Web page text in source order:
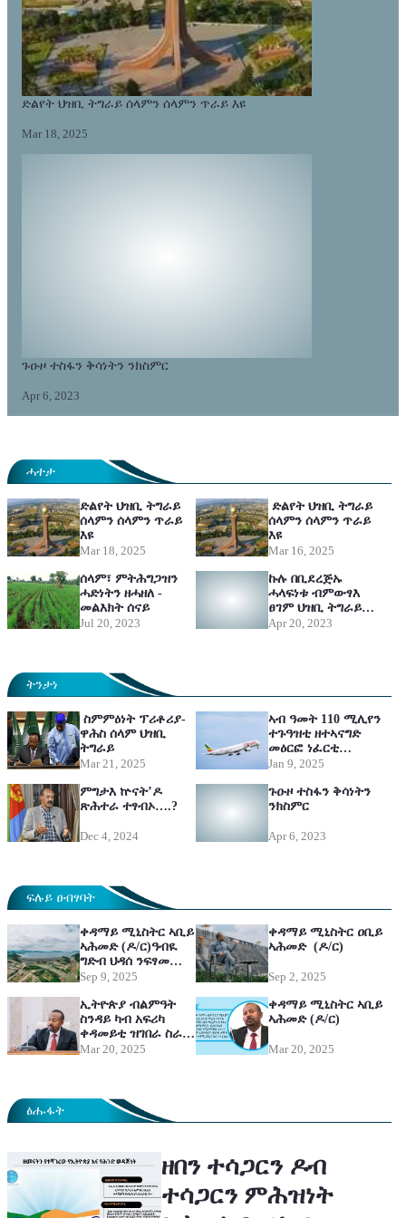
ድልየት ህዝቢ ትግራይ ሰላምን ሰላምን ጥራይ እዩ
Mar 18, 2025
ጉዑዞ ተስፋን ቅሳነትን ንክስምር
Apr 6, 2023
ሓተታ
ድልየት ህዝቢ ትግራይ
ሰላምን ሰላምን ጥራይ
እዩ
Mar 18, 2025
ድልየት ህዝቢ ትግራይ
ሰላምን ሰላምን ጥራይ
እዩ
Mar 16, 2025
ሰላም፣ ምትሕግጋዝን
ሓድነትን ዘሓዘለ -
መልእክት ሰናይ
Jul 20, 2023
ኩሉ በቢደረጅኡ
ሓላፍነቱ ብምውፃእ
ፀገም ህዝቢ ትግራይ
ንክቃለል ክሰርሕ
Apr 20, 2023
ትንታነ
ስምምዕነት ፕሪቶሪያ-
ዋሕስ ሰላም ህዝቢ
ትግራይ
Mar 21, 2025
ኣብ ዓመት 110 ሚሊየን
ተጉዓዝቲ ዘተኣናግድ
መዕርፎ ነፈርቲ
ኢትዮጵያ
Jan 9, 2025
ምግታእ ኵናት’ዶ
ጽሕተራ ተፃብኦ….?
Dec 4, 2024
ጉዑዞ ተስፋን ቅሳነትን
ንክስምር
Apr 6, 2023
ፍሉይ ፀብፃባት
ቀዳማይ ሚኒስትር ኣቢይ
ኣሕመድ (ዶ/ር)ዓብዪ
ግድብ ህዳሰ ንፍፃመ
ንኽበቅዕ ኣስተዋፅኦ
ሽልማት ክብሪ ኒሻን
ኣበርኪቶም
Sep 9, 2025
ቀዳማይ ሚኒስትር ዐቢይ
ኣሕመድ (ዶ/ር)
Sep 2, 2025
ኢትዮጵያ ብልምዓት
ስንዳይ ካብ አፍሪካ
ቀዳመይቲ ዝገበራ ስራሕ
ተሰሪሑ እዩ
Mar 20, 2025
ቀዳማይ ሚኒስትር ኣቢይ
ኣሕመድ (ዶ/ር)
Mar 20, 2025
ፅሑፋት
ዘበን ተሳጋርን ዶብ
ተሳጋርን ምሕዝነት